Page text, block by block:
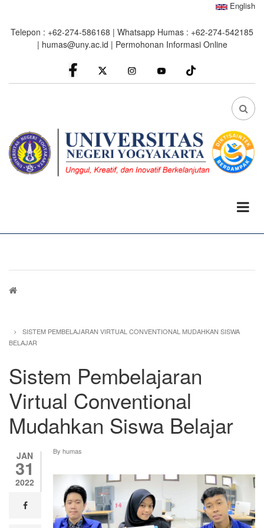
main
English
Telepon : +62-274-586168 | Whatsapp Humas : +62-274-542185
| humas@uny.ac.id | Permohonan Informasi Online
facebook
Instagram youtube
FA
Breadcrumb
SISTEM PEMBELAJARAN VIRTUAL CONVENTIONAL MUDAHKAN SISWA
BELAJAR
Sistem Pembelajaran
Virtual Conventional
Mudahkan Siswa Belajar
JAN
31
2022
0%
facebook
By humas